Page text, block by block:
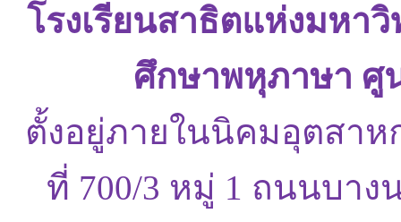
โรงเรียนสาธิตแห่งมหา
ศึกษาพหุภาษา ศู
ตั้งอยู่ภายในนิคมอุตสาห
ที่ 700/3 หมู่ 1 ถนนบาง